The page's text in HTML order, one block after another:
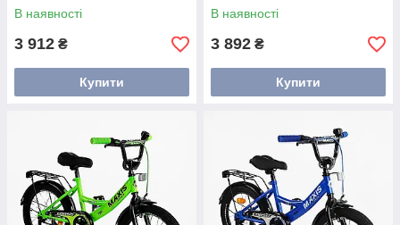
В наявності
3 912 ₴
Купити
В наявності
3 892 ₴
Купити